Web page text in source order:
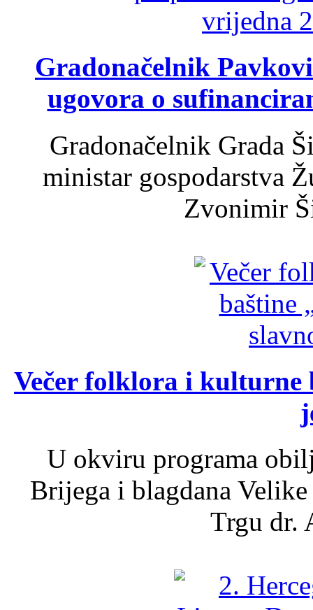
Gradonačelnik
ugovora o
Gradonačelnik Grada
ministar gospodarstva
Zvonimir
Večer folklora i kulturne
U okviru programa
Brijega i blagdana
Trgu dr.